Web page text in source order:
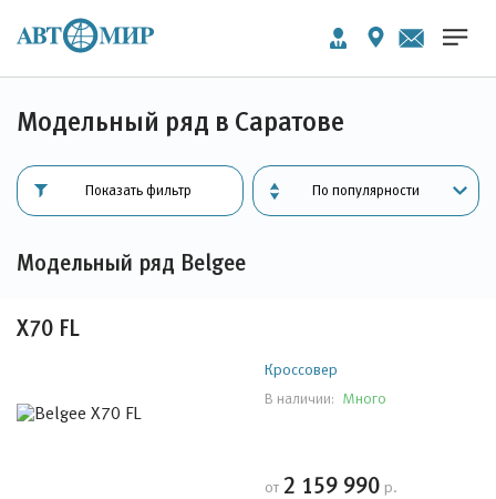
Модельный ряд в Саратове
Показать фильтр
Модельный ряд Belgee
X70 FL
Кроссовер
В наличии: Много
от 2 159 990 р.